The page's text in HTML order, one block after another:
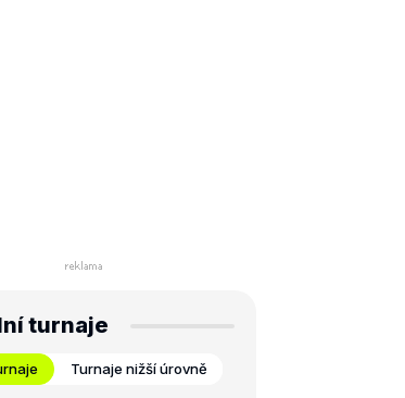
turnaje
Turnaje nižší úrovně